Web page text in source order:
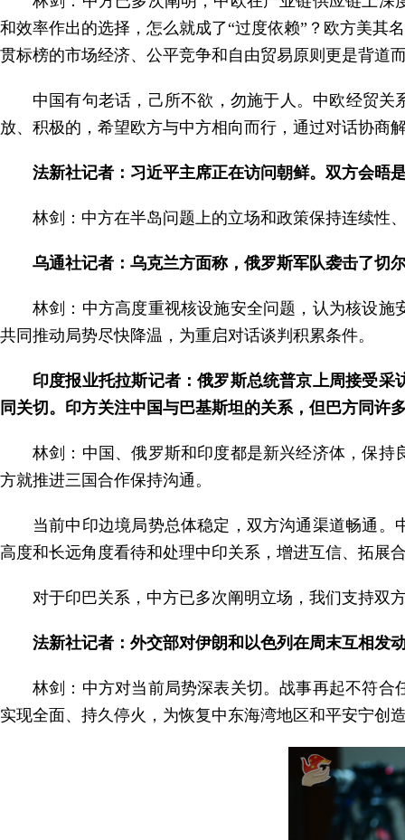
和效率作出的选择，怎么就成了“过度依赖”？欧方美其
贯标榜的市场经济、公平竞争和自由贸易原则更是背道
中国有句老话，己所不欲，勿施于人。中欧经贸
放、积极的，希望欧方与中方相向而行，通过对话协商
法新社记者：习近平主席正在访问朝鲜。双方会晤
林剑：中方在半岛问题上的立场和政策保持连续性
乌通社记者：乌克兰方面称，俄罗斯军队袭击了切
林剑：中方高度重视核设施安全问题，认为核设
共同推动局势尽快降温，为重启对话谈判积累条件。
印度报业托拉斯记者：俄罗斯总统普京上周接受
同关切。印方关注中国与巴基斯坦的关系，但巴方同许
林剑：中国、俄罗斯和印度都是新兴经济体，保
方就推进三国合作保持沟通。
当前中印边境局势总体稳定，双方沟通渠道畅通
高度和长远角度看待和处理中印关系，增进互信、拓展
对于印巴关系，中方已多次阐明立场，我们支持双
法新社记者：外交部对伊朗和以色列在周末互相发
林剑：中方对当前局势深表关切。战事再起不符
实现全面、持久停火，为恢复中东海湾地区和平安宁创